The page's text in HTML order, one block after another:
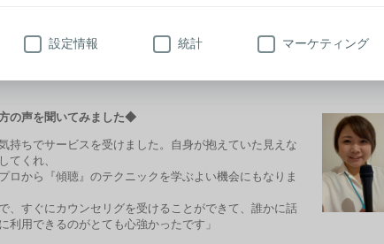
設定情報 統計 マーケティング
の声を聞いてみました◆
持ちでサービスを受けました。 自身が抱えていた見えな
てくれ、
ロから
『傾聴 』 のテクニックを学ぶよい機会にもなりま
、すぐにカウンセリグを受ける ことができて、誰かに話
利用できるのがとても心強かったです」